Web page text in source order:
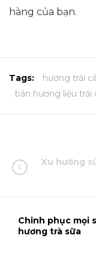
hàng của bạn.
Tags: hương trái
bán hương liệu trái
Xu hướng
Chinh phục mọi
hương trà sữa